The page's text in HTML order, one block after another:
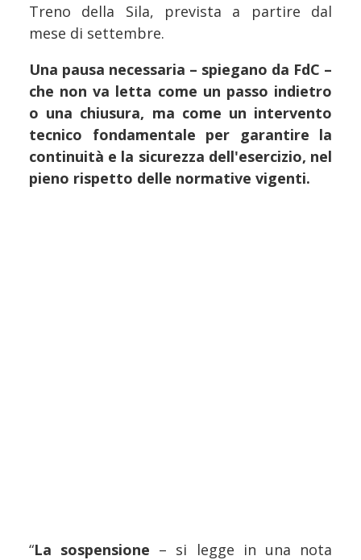
Treno della Sila, prevista a partire dal
mese di settembre.
Una pausa necessaria – spiegano da FdC –
che non va letta come un passo indietro
o una chiusura, ma come un intervento
tecnico fondamentale per garantire la
continuità e la sicurezza dell'esercizio, nel
pieno rispetto delle normative vigenti.
“La sospensione – si legge in una nota